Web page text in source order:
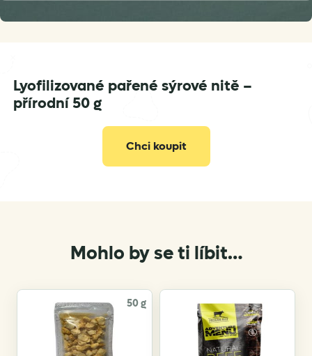
Lyofilizované pařené sýrové nitě –
přírodní 50 g
Chci koupit
Mohlo by se ti líbit…
50 g